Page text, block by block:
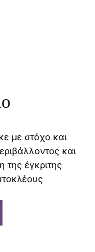
με στόχο και
και
της έγκριτης